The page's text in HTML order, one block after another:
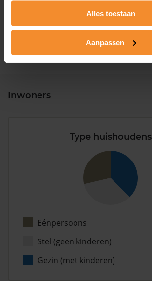
Alles toestaan
Aanpassen
Inwoners
Type huishoudens
Eénpersoons
Stel (geen kinderen)
Gezin (met kinderen)